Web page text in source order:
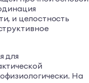
и целостность
для
На